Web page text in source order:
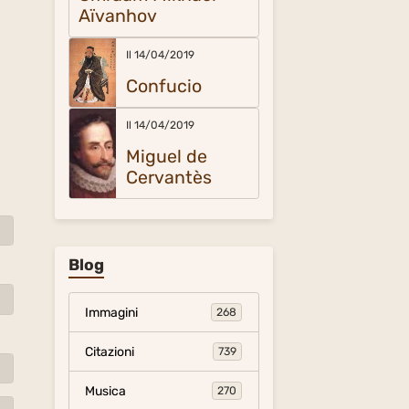
Aïvanhov
Il 14/04/2019
Confucio
Il 14/04/2019
Miguel de
Cervantès
Blog
Immagini 268
Citazioni 739
Musica 270